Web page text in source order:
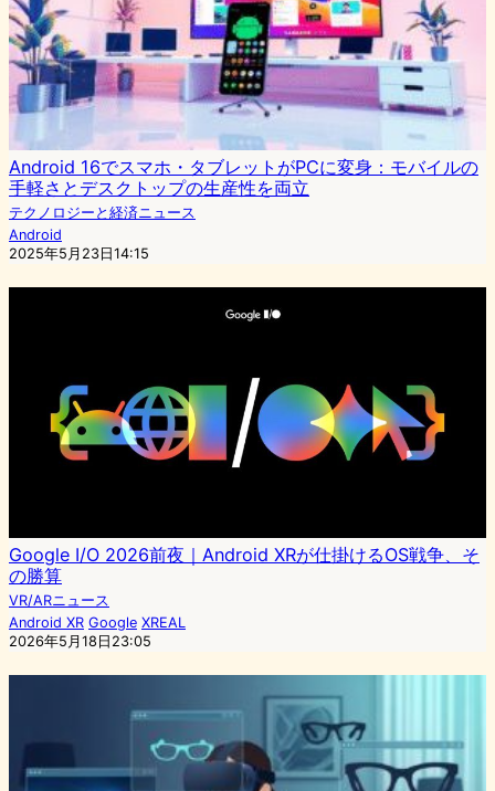
Android 16でスマホ・タブレットがPCに変身：モバイルの
手軽さとデスクトップの生産性を両立
テクノロジーと経済ニュース
Android
2025年5月23日14:15
Google I/O 2026前夜｜Android XRが仕掛けるOS戦争、そ
の勝算
VR/ARニュース
Android XR Google XREAL
2026年5月18日23:05